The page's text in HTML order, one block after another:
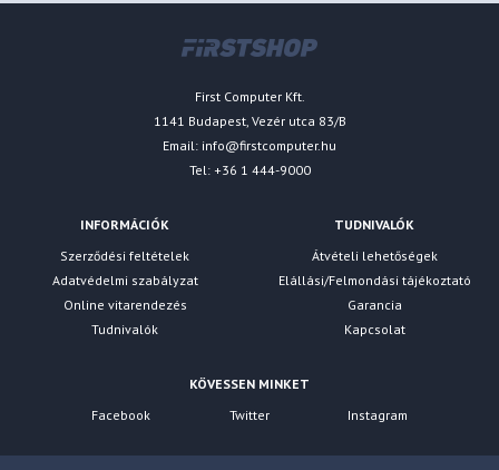
First Computer Kft.
1141 Budapest, Vezér utca 83/B
Email: info@firstcomputer.hu
Tel: +36 1 444-9000
INFORMÁCIÓK
Szerződési feltételek
Adatvédelmi szabályzat
Online vitarendezés
Tudnivalók
TUDNIVALÓK
Átvételi lehetőségek
Elállási/Felmondási tájékoztató
Garancia
Kapcsolat
KÖVESSEN MINKET
Facebook
Twitter Instagram